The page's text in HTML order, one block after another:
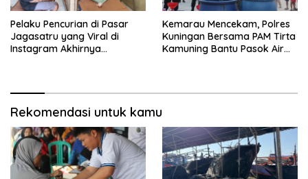
Pelaku Pencurian di Pasar
Jagasatru yang Viral di
Instagram Akhirnya
Kemarau Mencekam, Polres
Kuningan Bersama PAM Tirta
Kamuning Bantu Pasok Air
Rekomendasi untuk kamu